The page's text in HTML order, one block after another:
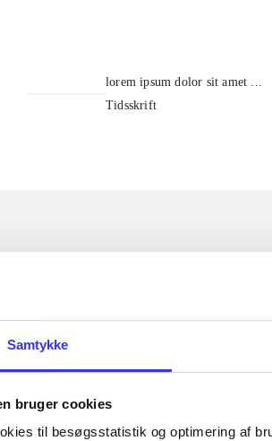
Samtykke
bruger cookies
til besøgsstatistik og optimering af
lorem ipsum dolor sit amet ...
Tidsskrift